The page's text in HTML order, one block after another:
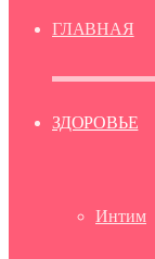
ГЛАВНАЯ
ЗДОРОВЬЕ
Интим